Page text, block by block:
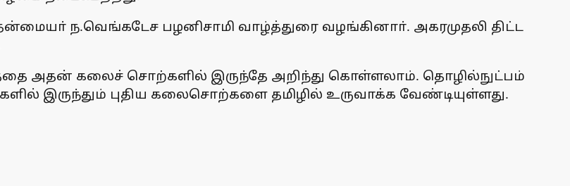
ந.வெங்கடேச பழனிசாமி வாழ்த்துரை வழங்கினாா். அகரமுதலி திட்ட
அதன் கலைச் சொற்களில் இருந்தே அறிந்து கொள்ளலாம். தொழில்நுட்பம்
இருந்தும் புதிய கலைசொற்களை தமிழில் உருவாக்க வேண்டியுள்ளது.